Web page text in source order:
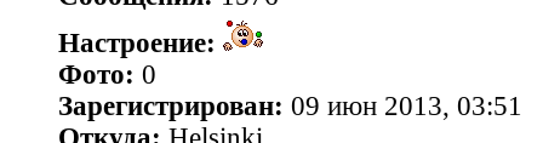
Настроение:
Фото: 0
Зарегистрирован: 09 июн 2013, 03:51